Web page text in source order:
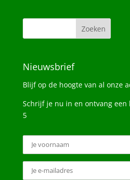
Nieuwsbrief
Blijf op de hoogte van al onze
Schrijf je nu in en ontvang een
5